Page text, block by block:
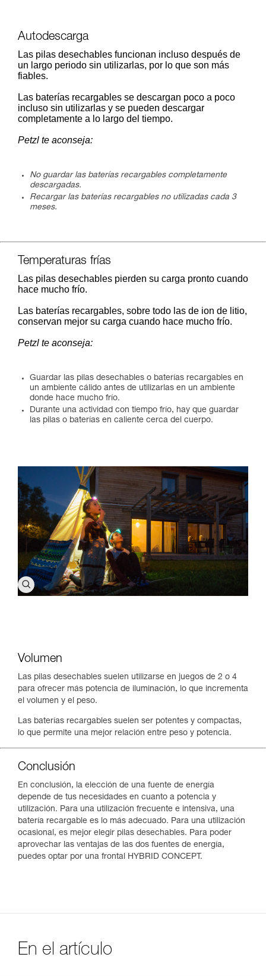
Autodescarga
Las pilas desechables funcionan incluso después de
un largo periodo sin utilizarlas, por lo que son más
fiables.
Las baterías recargables se descargan poco a poco
incluso sin utilizarlas y se pueden descargar
completamente a lo largo del tiempo.
Petzl te aconseja:
No guardar las baterías recargables completamente
descargadas.
Recargar las baterías recargables no utilizadas cada 3
meses.
Temperaturas frías
Las pilas desechables pierden su carga pronto cuando
hace mucho frío.
Las baterías recargables, sobre todo las de ion de litio,
conservan mejor su carga cuando hace mucho frío.
Petzl te aconseja:
Guardar las pilas desechables o baterías recargables en
un ambiente cálido antes de utilizarlas en un ambiente
donde hace mucho frío.
Durante una actividad con tiempo frío, hay que guardar
las pilas o baterías en caliente cerca del cuerpo.
Volumen
Las pilas desechables suelen utilizarse en juegos de 2 o 4
para ofrecer más potencia de iluminación, lo que incrementa
el volumen y el peso.
Las baterías recargables suelen ser potentes y compactas,
lo que permite una mejor relación entre peso y potencia.
Conclusión
En conclusión, la elección de una fuente de energía
depende de tus necesidades en cuanto a potencia y
utilización. Para una utilización frecuente e intensiva, una
batería recargable es lo más adecuado. Para una utilización
ocasional, es mejor elegir pilas desechables. Para poder
aprovechar las ventajas de las dos fuentes de energía,
puedes optar por una frontal HYBRID CONCEPT.
En el artículo